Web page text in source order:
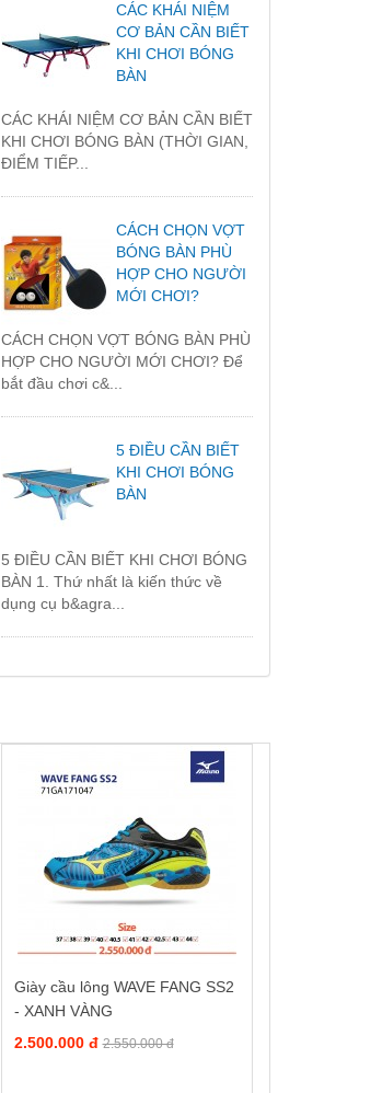
CÁC KHÁI NIỆM
CƠ BẢN CẦN BIẾT
KHI CHƠI BÓNG
BÀN
CÁC KHÁI NIỆM CƠ BẢN CẦN BIẾT
KHI CHƠI BÓNG BÀN (THỜI GIAN,
ĐIỂM TIẾP...
CÁCH CHỌN VỢT
BÓNG BÀN PHÙ
HỢP CHO NGƯỜI
MỚI CHƠI?
CÁCH CHỌN VỢT BÓNG BÀN PHÙ
HỢP CHO NGƯỜI MỚI CHƠI? Để
bắt đầu chơi c&...
5 ĐIỀU CẦN BIẾT
KHI CHƠI BÓNG
BÀN
5 ĐIỀU CẦN BIẾT KHI CHƠI BÓNG
BÀN 1. Thứ nhất là kiến thức về
dụng cụ b&agra...
Giày cầu lông WAVE FANG SS2
- XANH VÀNG
2.500.000 đ 2.550.000 đ